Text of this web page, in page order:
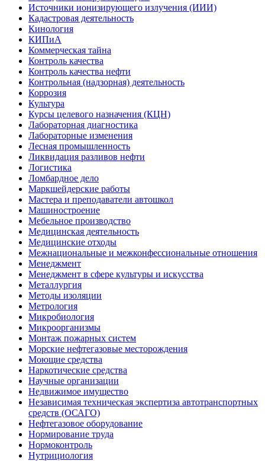
Источники ионизирующего излучения (ИИИ)
Кадастровая деятельность
Кинология
КИПиА
Коммерческая тайна
Контроль качества
Контроль качества нефти
Контрольная (надзорная) деятельность
Коррозия
Культура
Курсы целевого назначения (КЦН)
Лабораторная диагностика
Лабораторные изменения
Лесная промышленность
Ликвидация разливов нефти
Логистика
Ломбардное дело
Маркшейдерские работы
Мастера и преподаватели автошкол
Машиностроение
Мебельное производство
Медицинская деятельность
Медицинские отходы
Межнациональные и межконфессиональные отношения
Менеджмент
Менеджмент в сфере культуры и искусства
Металлургия
Методы изоляции
Метрология
Микробиология
Микроорганизмы
Монтаж пожарных систем
Морские нефтегазовые месторождения
Моющие средства
Наркотические средства
Научные организации
Недвижимое имущество
Независимая техническая экспертиза автотранспортных
средств (ОСАГО)
Нефтегазовое оборудование
Нормирование труда
Нормоконтроль
Нутрициология